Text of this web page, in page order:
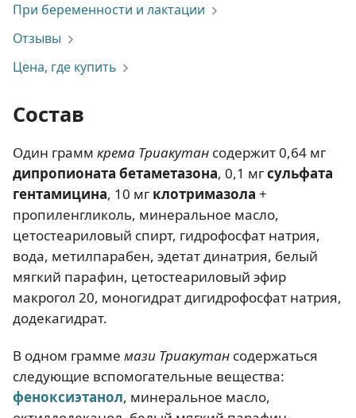
При беременности и лактации
Отзывы
Цена, где купить
Состав
Один грамм крема Триакутан содержит 0,64 мг
дипропионата бетаметазона, 0,1 мгсульфата
гентамицина, 10 мг клотримазола +
пропиленгликоль, минеральное масло,
цетостеариловый спирт, гидрофосфат натрия,
вода, метилпарабен, эдетат динатрия, белый
мягкий парафин, цетостеариловый эфир
макрогол 20, моногидрат дигидрофосфат натрия,
додекагидрат.
В одном грамме мази Триакутан содержаться
следующие вспомогательные вещества:
феноксиэтанол, минеральное масло,